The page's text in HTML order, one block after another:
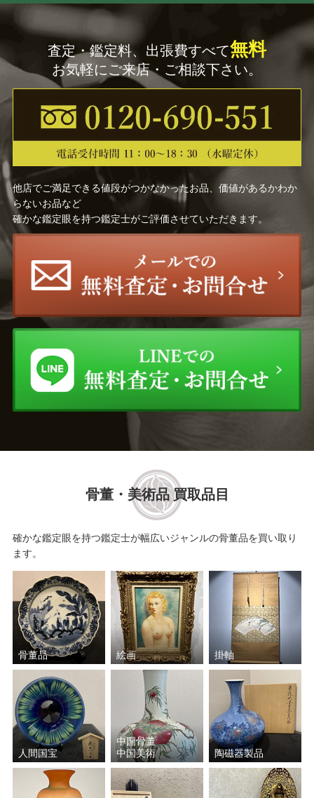
査定・鑑定料、出張費すべて無料
お気軽にご来店・ご相談下さい。
他店でご満足できる値段がつかなかったお品、価値があるかわか
らないお品など
確かな鑑定眼を持つ鑑定士がご評価させていただきます。
骨董・美術品 買取品目
確かな鑑定眼を持つ鑑定士が幅広いジャンルの骨董品を買い取り
ます。
骨董品 絵画 掛軸
人間国宝
中国骨董
中国美術
陶磁器製品